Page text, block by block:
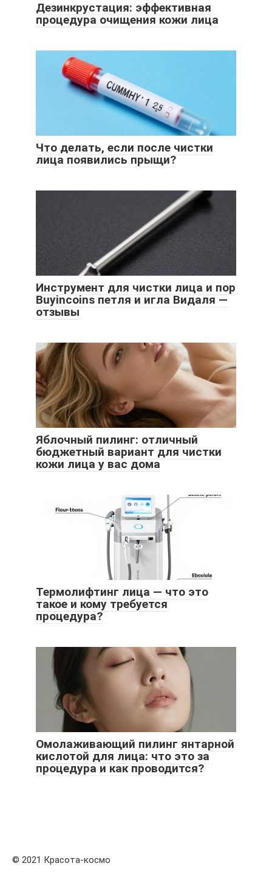
Дезинкрустация: эффективная
процедура очищения кожи лица
Что делать, если после чистки
лица появились прыщи?
Инструмент для чистки лица и пор
Buyincoins петля и игла Видаля —
отзывы
Яблочный пилинг: отличный
бюджетный вариант для чистки
кожи лица у вас дома
Термолифтинг лица — что это
такое и кому требуется
процедура?
Омолаживающий пилинг янтарной
кислотой для лица: что это за
процедура и как проводится?
© 2021 Красота-космо